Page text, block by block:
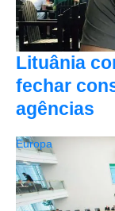
Lituânia
fechar
agências
Europa